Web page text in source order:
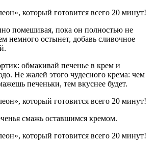
помешивая, пока он полностью не
немного остынет, добавь сливочное
обмакивай печенье в крем и
Не жалей этого чудесного крема: чем
печеньки, тем вкуснее будет.
смажь оставшимся кремом.